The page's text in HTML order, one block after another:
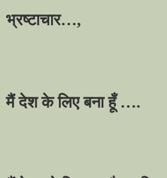
भ्रष्टाचार…,
मैं देश के लिए बना हूँ ….